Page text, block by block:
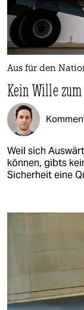
Aus für den
Kein Wille
Weil sich
können, gibts
Sicherheit eine